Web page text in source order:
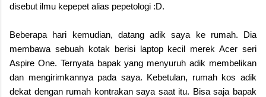
disebut ilmu kepepet alias pepetologi :D.
Beberapa hari kemudian, datang adik saya ke rumah. Dia
membawa sebuah kotak berisi laptop kecil merek Acer seri
Aspire One. Ternyata bapak yang menyuruh adik membelikan
dan mengirimkannya pada saya. Kebetulan, rumah kos adik
dekat dengan rumah kontrakan saya saat itu. Bisa saja bapak